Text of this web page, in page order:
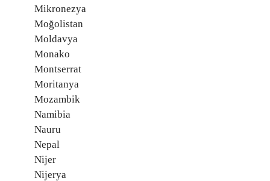
Mikronezya
Moğolistan
Moldavya
Monako
Montserrat
Moritanya
Mozambik
Namibia
Nauru
Nepal
Nijer
Nijerya